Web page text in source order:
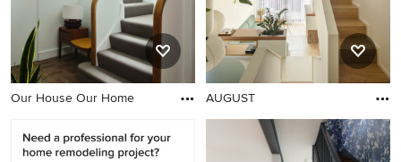
Our House Our Home AUGUST